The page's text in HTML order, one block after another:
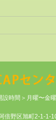
設時間＞月曜〜金
倍野区旭町2-1-1-